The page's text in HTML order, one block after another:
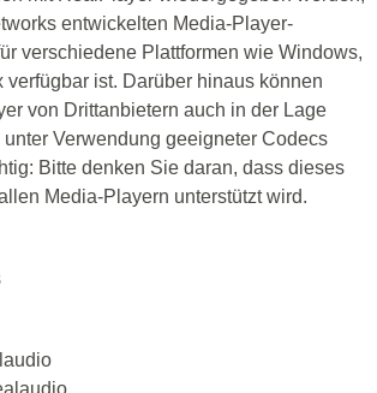
entwickelten Media-Player-
verschiedene Plattformen wie Windows,
verfügbar ist. Darüber hinaus können
von Drittanbietern auch in der Lage
Verwendung geeigneter Codecs
Bitte denken Sie daran, dass dieses
Media-Playern unterstützt wird.